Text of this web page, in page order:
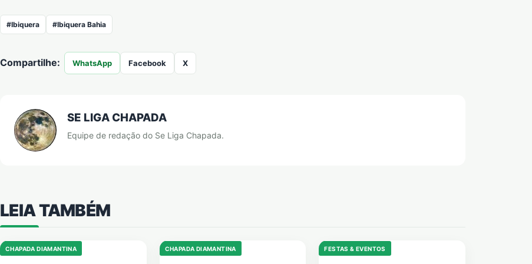
#Ibiquera #Ibiquera Bahia
Compartilhe: WhatsApp Facebook X
SE LIGA CHAPADA
Equipe de redação do Se Liga Chapada.
LEIA TAMBÉM
CHAPADA DIAMANTINA CHAPADA DIAMANTINA FESTAS & EVENTOS